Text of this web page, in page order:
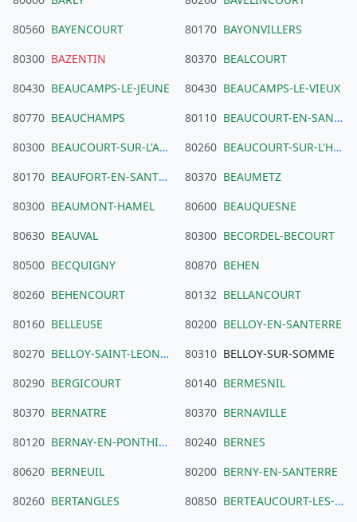
80560 BAYENCOURT 80170 BAYONVILLERS
80300 BAZENTIN 80370 BEALCOURT
80430 BEAUCAMPS-LE-JEUNE 80430 BEAUCAMPS-LE-VIEUX
80770 BEAUCHAMPS 80110 BEAUCOURT-EN-SANTERRE
80300 BEAUCOURT-SUR-L'ANCRE 80260 BEAUCOURT-SUR-L'HALLUE
80170 BEAUFORT-EN-SANTERRE 80370 BEAUMETZ
80300 BEAUMONT-HAMEL 80600 BEAUQUESNE
80630 BEAUVAL 80300 BECORDEL-BECOURT
80500 BECQUIGNY 80870 BEHEN
80260 BEHENCOURT 80132 BELLANCOURT
80160 BELLEUSE 80200 BELLOY-EN-SANTERRE
80270 BELLOY-SAINT-LEONARD 80310 BELLOY-SUR-SOMME
80290 BERGICOURT 80140 BERMESNIL
80370 BERNATRE 80370 BERNAVILLE
80120 BERNAY-EN-PONTHIEU 80240 BERNES
80620 BERNEUIL 80200 BERNY-EN-SANTERRE
80260 BERTANGLES 80850 BERTEAUCOURT-LES-DAMES